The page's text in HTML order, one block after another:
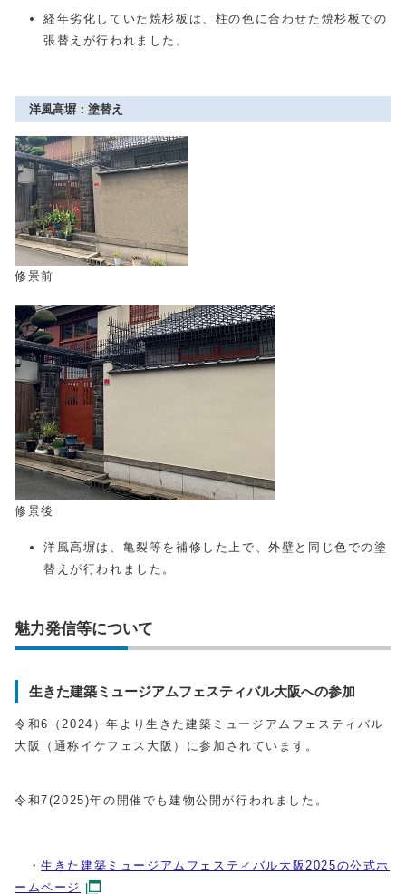
経年劣化していた焼杉板は、柱の色に合わせた焼杉板での
張替えが行われました。
洋風高塀：塗替え
修景前
修景後
洋風高塀は、亀裂等を補修した上で、外壁と同じ色での塗
替えが行われました。
魅力発信等について
生きた建築ミュージアムフェスティバル大阪への参加
令和6（2024）年より生きた建築ミュージアムフェスティバル
大阪（通称イケフェス大阪）に参加されています。
令和7(2025)年の開催でも建物公開が行われました。
・生きた建築ミュージアムフェスティバル大阪2025の公式ホ
ームページ